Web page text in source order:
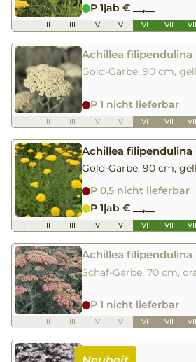
P 1|ab € __,__
I II III IV V VI VII
Achillea filipendulina
Gold-Garbe, 90 cm,
P 1 nicht lieferbar
I II III IV V VI VII
Achillea filipendulina
Gold-Garbe, 90 cm,
P 0,5 nicht lieferbar
P 1|ab € __,__
I II III IV V VI VII
Achillea filipendulina
Schaf-Garbe, 70 cm,
P 1 nicht lieferbar
I II III IV V VI VII